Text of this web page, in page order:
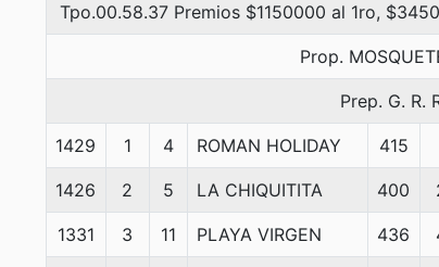
Tpo.00.58.37 Premios $1150000 al 1ro,
Prop.
Prep. G. R.
1429 1 4 ROMAN HOLIDAY 415
1426 2 5 LA CHIQUITITA 400
1331 3 11 PLAYA VIRGEN 436